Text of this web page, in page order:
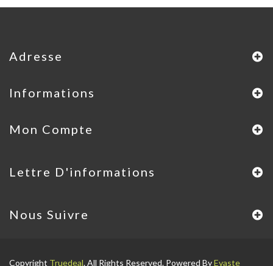
Adresse
Informations
Mon Compte
Lettre D'informations
Nous Suivre
Copyright Truedeal. All Rights Reserved. Powered ByEvaste